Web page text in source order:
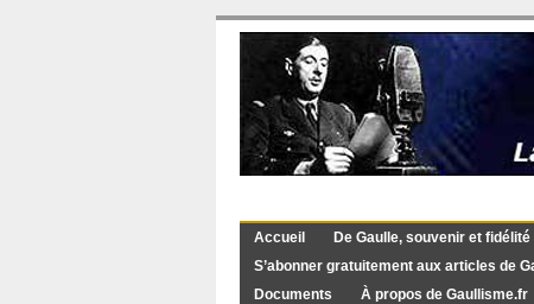
Accueil De Gaulle, souvenir et fidélité
S’abonner gratuitement aux articles de
Documents
À propos de Gaullisme.fr